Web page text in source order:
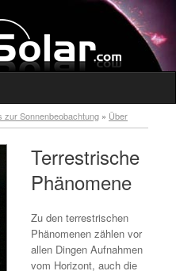
zur Sonnenbeobachtung » Über
Terrestrische
Phänomene
Zu den terrestrischen
Phänomenen zählen vor
allen Dingen Aufnahmen
vom Horizont, auch die